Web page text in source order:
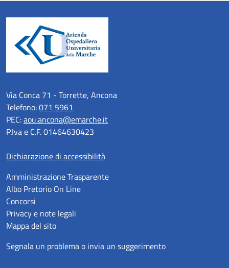
Via Conca 71 - Torrette, Ancona
Telefono:071 5961
PEC:aou.ancona@emarche.it
P.Iva e C.F. 01464630423
Dichiarazione di accessibilità
Amministrazione Trasparente
Albo Pretorio On Line
Concorsi
Privacy e note legali
Mappa del sito
Segnala un problema o invia un suggerimento